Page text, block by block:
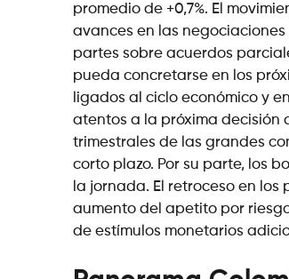
promedio de +0,7%. El
avances en las
partes sobre acuerdos
pueda concretarse en los
ligados al ciclo económico y
atentos a la próxima decisión
trimestrales de las grandes
corto plazo. Por su parte, los
la jornada. El retroceso en
aumento del apetito por
de estímulos monetarios